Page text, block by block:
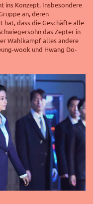
ins Konzept. Insbesondere
an, deren
hat, dass die Geschäfte alle
das Zepter in
Wahlkampf alles andere
wook und Hwang Do-